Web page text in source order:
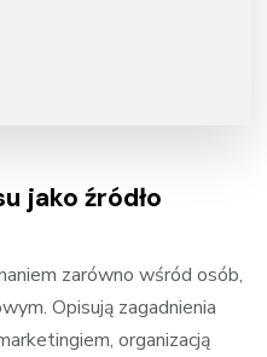
jako źródło
zarówno wśród osób,
Opisują zagadnienia
organizacją